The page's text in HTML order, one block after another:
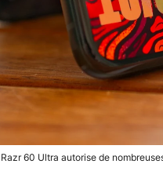
60 Ultra autorise de